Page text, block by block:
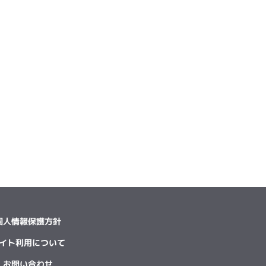
人情報保護方針
ト利用について
お問い合わせ